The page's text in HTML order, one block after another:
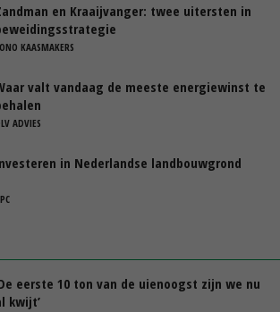
en Kraaijvanger: twee uitersten in
KAASMAKERS
valt vandaag de meeste energiewinst te
ADVIES
in Nederlandse landbouwgrond
eerste 10 ton van de uienoogst zijn we nu
kwijt’